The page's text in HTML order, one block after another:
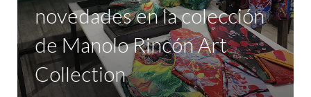
COLABORA
CONTACTO
novedades en la colección
de Manolo Rincón Art
Collection